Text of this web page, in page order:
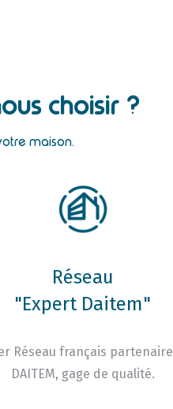
choisir ?
maison.
Réseau
"Expert Daitem"
Réseau français partenaire
DAITEM, gage de qualité.